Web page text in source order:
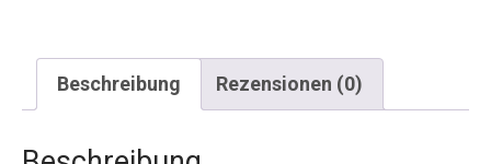
Beschreibung Rezensionen (0)
Beschreibung